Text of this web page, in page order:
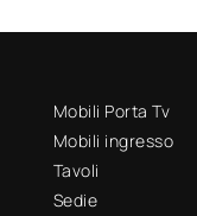
Mobili Porta Tv
Mobili ingresso
Tavoli
Sedie